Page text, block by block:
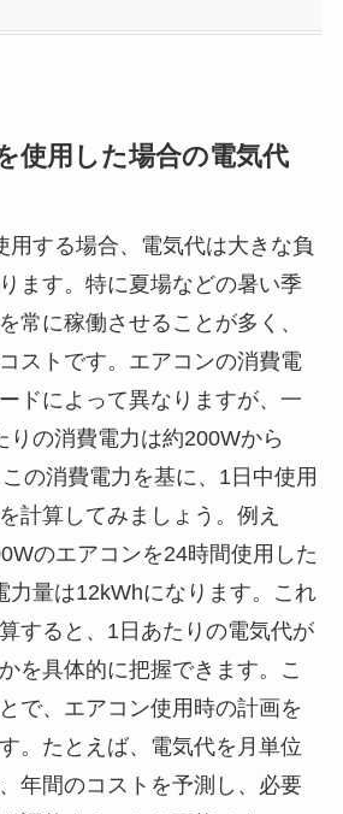
使用した場合の電気代
用する場合、電気代は大きな負
ます。特に夏場などの暑い季
常に稼働させることが多く、
ストです。エアコンの消費電
ドによって異なりますが、一
りの消費電力は約200Wから
の消費電力を基に、1日中使用
計算してみましょう。例え
のエアコンを24時間使用した
力量は12kWhになります。これ
すると、1日あたりの電気代が
を具体的に把握できます。こ
で、エアコン使用時の計画を
。たとえば、電気代を月単位
年間のコストを予測し、必要